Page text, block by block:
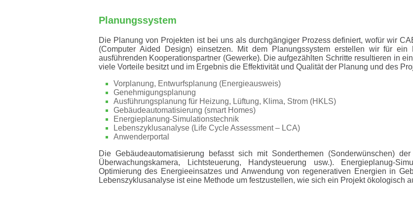
Planungssystem
Die Planung von Projekten ist bei uns als durchgängiger Prozess definiert, wofür wir
(Computer Aided Design) einsetzen. Mit dem Planungssystem erstellen wir für
ausführenden Kooperationspartner (Gewerke). Die aufgezählten Schritte resultieren in
viele Vorteile besitzt und im Ergebnis die Effektivität und Qualität der Planung und des
Vorplanung, Entwurfsplanung (Energieausweis)
Genehmigungsplanung
Ausführungsplanung für Heizung, Lüftung, Klima, Strom (HKLS)
Gebäudeautomatisierung (smart Homes)
Energieplanung-Simulationstechnik
Lebenszyklusanalyse (Life Cycle Assessment – LCA)
Anwenderportal
Die Gebäudeautomatisierung befasst sich mit Sonderthemen (Sonderwünschen)
Überwachungskamera, Lichtsteuerung, Handysteuerung usw.). Energieplanug-
Optimierung des Energieeinsatzes und Anwendung von regenerativen Energien in
Lebenszyklusanalyse ist eine Methode um festzustellen, wie sich ein Projekt ökologisch